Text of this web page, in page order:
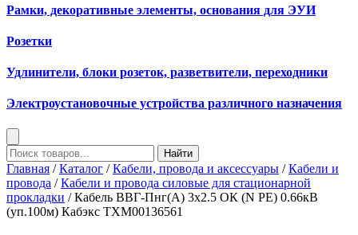
Рамки, декоративные элементы, основания для ЭУИ
Розетки
Удлинители, блоки розеток, разветвители, переходники
Электроустановочные устройства различного назначения
Найти
Главная /Каталог /Кабели, провода и аксессуары /Кабели и
провода /Кабели и провода силовые для стационарной
прокладки / Кабель ВВГ-Пнг(А) 3х2.5 ОК (N PE) 0.66кВ
(уп.100м) Кабэкс ТХМ00136561